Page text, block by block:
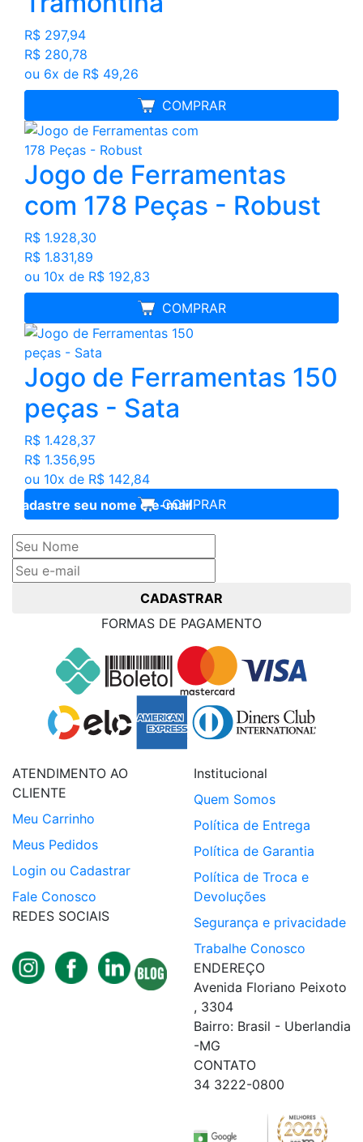
R$ 297,94
R$ 280,78
ou 6x de R$ 49,26
COMPRAR
MELHOR PREÇO
Jogo de Ferramentas
com 178 Peças - Robust
R$ 1.928,30
R$ 1.831,89
ou 10x de R$ 192,83
COMPRAR
FRETE GRÁTIS
Jogo de Ferramentas 150
peças - Sata
R$ 1.428,37
R$ 1.356,95
ou 10x de R$ 142,84
COMPRAR
Cadastre seu nome e e-mail
e receba ofertas exclusivas
CADASTRAR
FORMAS DE PAGAMENTO
ATENDIMENTO AO
CLIENTE
Meu Carrinho
Meus Pedidos
Login ou Cadastrar
Fale Conosco
REDES SOCIAIS
Institucional
Quem Somos
Política de Entrega
Política de Garantia
Política de Troca e
Devoluções
Segurança e privacidade
Trabalhe Conosco
ENDEREÇO
Avenida Floriano Peixoto
, 3304
Bairro: Brasil - Uberlandia
-MG
CONTATO
34 3222-0800